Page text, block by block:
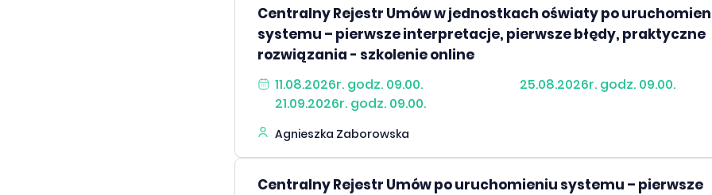
Centralny Rejestr Umów w jednostkach oświaty po
systemu – pierwsze interpretacje, pierwsze błędy, praktyczne
rozwiązania - szkolenie online
11.08.2026r. godz. 09.00.
25.08.2026r. godz. 09.00.
21.09.2026r. godz. 09.00.
Agnieszka Zaborowska
Centralny Rejestr Umów po uruchomieniu systemu – pierwsze